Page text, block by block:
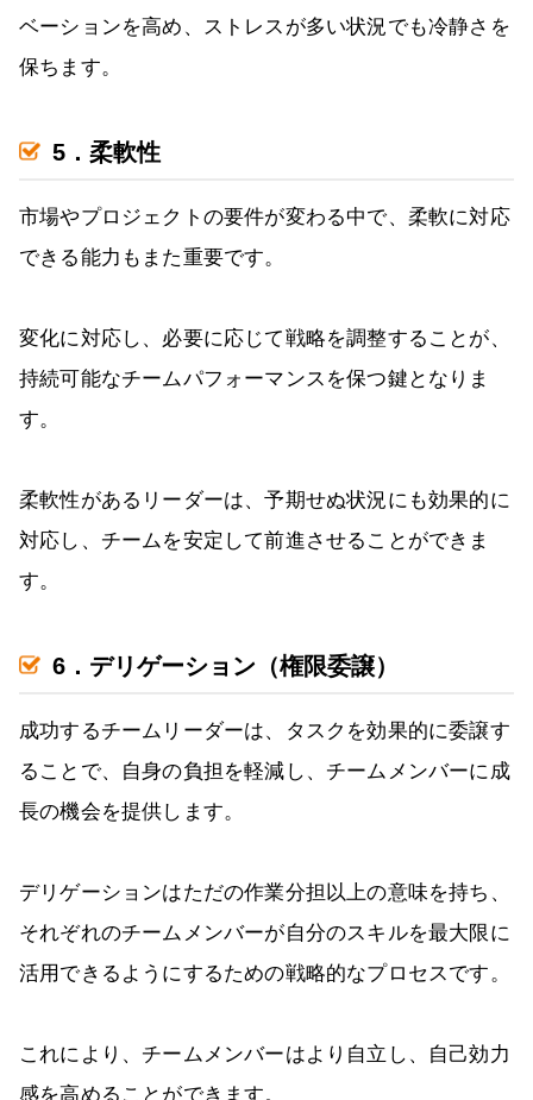
ベーションを高め、ストレスが多い状況でも冷静さを
保ちます。
5．柔軟性
市場やプロジェクトの要件が変わる中で、柔軟に対応
できる能力もまた重要です。
変化に対応し、必要に応じて戦略を調整することが、
持続可能なチームパフォーマンスを保つ鍵となりま
す。
柔軟性があるリーダーは、予期せぬ状況にも効果的に
対応し、チームを安定して前進させることができま
す。
6．デリゲーション（権限委譲）
成功するチームリーダーは、タスクを効果的に委譲す
ることで、自身の負担を軽減し、チームメンバーに成
長の機会を提供します。
デリゲーションはただの作業分担以上の意味を持ち、
それぞれのチームメンバーが自分のスキルを最大限に
活用できるようにするための戦略的なプロセスです。
これにより、チームメンバーはより自立し、自己効力
感を高めることができます。